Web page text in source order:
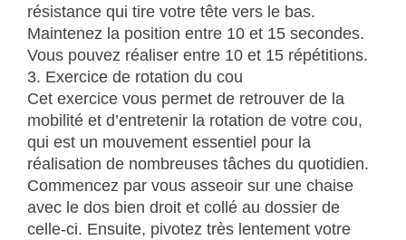
résistance qui tire votre tête vers le bas.
Maintenez la position entre 10 et 15 secondes.
Vous pouvez réaliser entre 10 et 15 répétitions.
3. Exercice de rotation du cou
Cet exercice vous permet de retrouver de la
mobilité et d’entretenir la rotation de votre cou,
qui est un mouvement essentiel pour la
réalisation de nombreuses tâches du quotidien.
Commencez par vous asseoir sur une chaise
avec le dos bien droit et collé au dossier de
celle-ci. Ensuite, pivotez très lentement votre